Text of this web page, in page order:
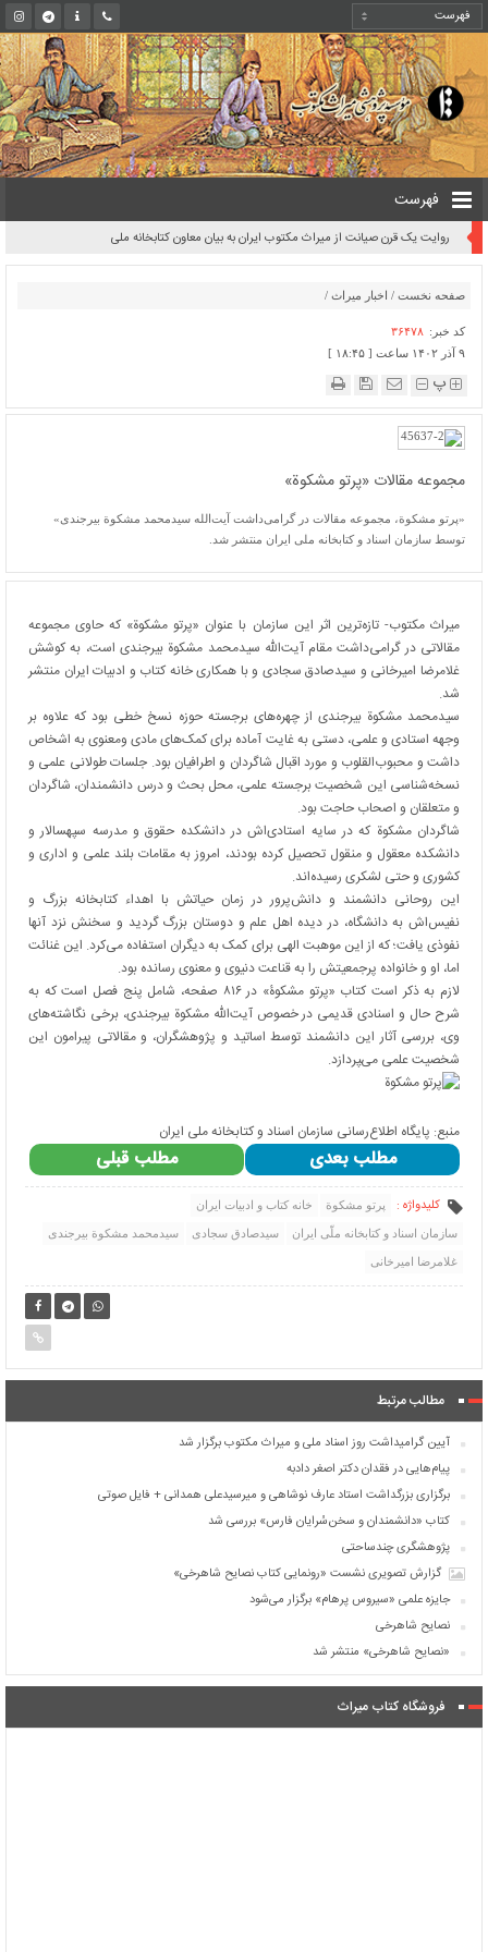
فهرست
روایت یک قرن صیانت از میراث مکتوب ایران به بیان معاون کتابخانه ملی
صفحه نخست / اخبار میراث /
کد خبر: ۳۶۴۷۸
۹ آذر ۱۴۰۲ ساعت [ ۱۸:۴۵ ]
پ
مجموعه مقالات «پرتو مشکوة»
«پرتو مشکوة، مجموعه مقالات در گرامی‌داشت آیت‌الله سیدمحمد مشکوة بیرجندی»
توسط سازمان اسناد و کتابخانه ملی ایران منتشر شد.
میراث مکتوب- تازه‌­ترین اثر این سازمان با عنوان «پرتو مشکوة» که حاوی مجموعه
مقالاتی در گرامی‌داشت مقام آیت‌الله سیدمحمد مشکوة بیرجندی است، به کوشش
غلامرضا امیرخانی و سیدصادق سجادی و با همکاری خانه کتاب و ادبیات ایران منتشر
شد.
سیدمحمد مشکوة بیرجندی از چهره‌­های برجسته حوزه نسخ خطی بود که علاوه بر
وجهه استادی و علمی، دستی به غایت آماده برای کمک‌های مادی ومعنوی به اشخاص
داشت و محبوب‌القلوب و مورد اقبال شاگردان و اطرافیان بود. جلسات طولانی علمی و
نسخه‌شناسی این شخصیت برجسته علمی، محل بحث و درس دانشمندان، شاگردان
و متعلقان و اصحاب حاجت بود.
شاگردان مشکوة که در سایه استادی‌اش در دانشکده حقوق و مدرسه سپهسالار و
دانشکده معقول و منقول تحصیل کرده­ بودند، امروز به مقامات بلند علمی و اداری و
کشوری و حتی لشکری رسیده­‌اند.
این روحانی دانشمند و دانش‌پرور در زمان حیاتش با اهداء کتابخانه بزرگ و
نفیس‌اش به دانشگاه، در دیده اهل علم و دوستان بزرگ گردید و سخنش نزد آنها
نفوذی یافت؛ که از این موهبت‌ الهی برای کمک به دیگران استفاده می‌کرد. این غنائت
اما، او و خانواده پرجمعیتش را به قناعت دنیوی و معنوی رسانده بود.
لازم به ذکر است کتاب «پرتو مشکوۀ» در ۸۱۶ صفحه، شامل پنج فصل است که به
شرح حال و اسنادی قدیمی در خصوص آیت‌الله مشکوة بیرجندی، برخی نگاشته‌­های
وی، بررسی آثار این دانشمند توسط اساتید و پژوهشگران، و مقالاتی پیرامون این
شخصیت علمی می‌‍­پردازد.
منبع: پایگاه اطلاع‌رسانی سازمان اسناد و کتابخانه ملی ایران
مطلب قبلی مطلب بعدی
کلیدواژه : پرتو مشکوة خانه کتاب و ادبیات ایران
سازمان اسناد و کتابخانه ملّی ایران سیدصادق سجادی سیدمحمد مشکوة بیرجندی
غلامرضا امیرخانی
مطالب مرتبط
آیین گرامیداشت روز اسناد ملی و میراث مکتوب برگزار شد
پیام‌هایی در فقدان دکتر اصغر دادبه
برگزاری بزرگداشت استاد عارف نوشاهی و میرسیدعلی همدانی + فایل صوتی
کتاب «دانشمندان و سخن‌سُرایان فارس» بررسی شد
پژوهشگری چندساحتی
گزارش تصویری نشست «رونمایی کتاب نصایح شاهرخی»
جایزه علمی «سیروس پرهام» برگزار می‌شود
نصایح شاهرخی
«نصایح شاهرخی» منتشر شد
فروشگاه کتاب میراث